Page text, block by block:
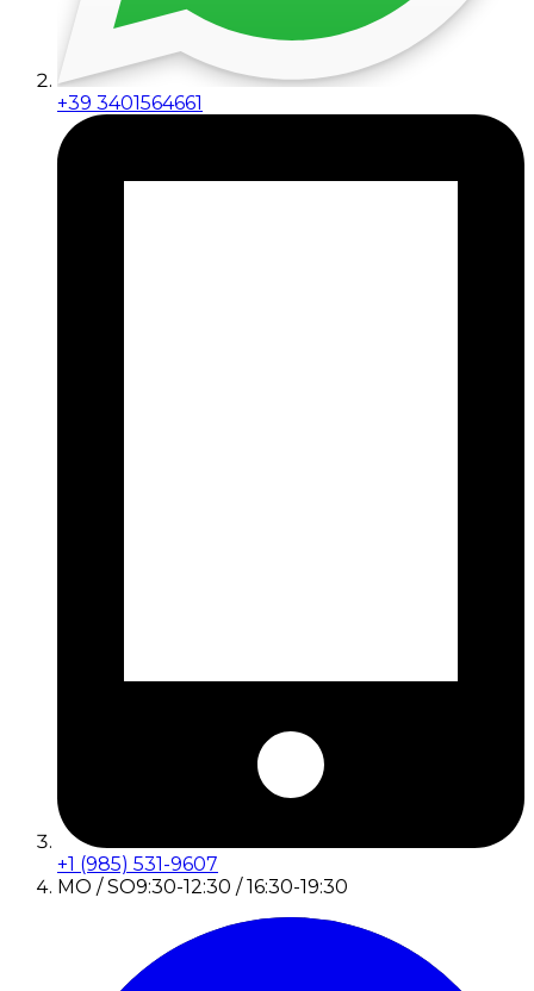
+39 3401564661
+1 (985) 531-9607
MO / SO9:30-12:30 / 16:30-19:30